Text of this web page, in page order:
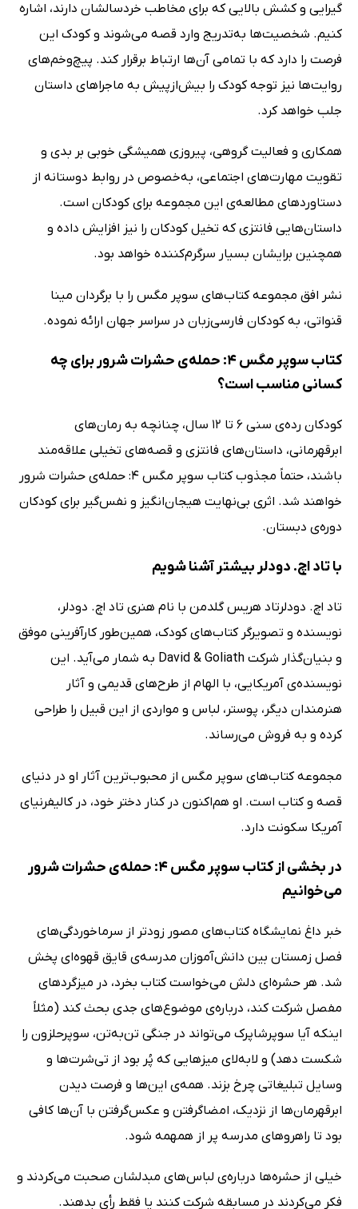
گیرایی و کشش بالایی که برای مخاطب خردسالشان دارند، اشاره
کنیم. شخصیت‌ها به‌تدریج وارد قصه می‌شوند و کودک این
فرصت را دارد که با تمامی آن‌ها ارتباط برقرار کند. پیچ‌و‌خم‌های
روایت‌ها نیز توجه کودک را بیش‌ازپیش به ماجراهای داستان
جلب خواهد کرد.
همکاری و فعالیت گروهی، پیروزی همیشگی خوبی بر بدی و
تقویت مهارت‌های اجتماعی، به‌خصوص در روابط دوستانه از
دستاوردهای مطالعه‌ی این مجموعه برای کودکان است.
داستان‌هایی فانتزی که تخیل کودکان را نیز افزایش داده و
همچنین برایشان بسیار سرگرم‌کننده خواهد بود.
نشر افق مجموعه کتاب‌های سوپر مگس را با برگردان مینا
قنواتی، به کودکان فارسی‌زبان در سراسر جهان ارائه نموده.
کتاب سوپر مگس 4: حمله‌ی حشرات شرور برای چه
کسانی مناسب است؟
کودکان رده‌ی سنی 6 تا 12 سال، چنانچه به رمان‌های
ابرقهرمانی، داستان‌های فانتزی و قصه‌های تخیلی علاقه‌مند
باشند، حتماً مجذوب کتاب سوپر مگس 4: حمله‌ی حشرات شرور
خواهند شد. اثری بی‌نهایت هیجان‌انگیز و نفس‌گیر برای کودکان
دوره‌ی دبستان.
با تاد اچ. دودلر بیشتر آشنا شویم
تاد اچ. دودلرتاد هریس گلدمن با نام هنری تاد اچ. دودلر،
نویسنده و تصویرگر کتاب‌های کودک، همین‌طور کارآفرینی موفق
و بنیان‌گذار شرکت David & Goliath به شمار می‌آید. این
نویسنده‌ی آمریکایی، با الهام از طرح‌های قدیمی و آثار
هنرمندان دیگر، پوستر، لباس و مواردی از این قبیل را طراحی
کرده و به فروش می‌رساند.
مجموعه کتاب‌های سوپر مگس از محبوب‌ترین آثار او در دنیای
قصه و کتاب است. او هم‌اکنون در کنار دختر خود، در کالیفرنیای
آمریکا سکونت دارد.
در بخشی از کتاب سوپر مگس 4: حمله‌ی حشرات شرور
می‌خوانیم
خبر داغ نمایشگاه کتاب‌های مصور زودتر از سرماخوردگی‌های
فصل زمستان بین دانش‌آموزان مدرسه‌ی قایق قهوه‌ای پخش
شد. هر حشره‌ای دلش می‌خواست کتاب بخرد، در میزگرد‌های
مفصل شرکت کند، درباره‌ی موضوع‌های جدی بحث کند (مثلاً
اینکه آیا سوپرشاپرک می‌تواند در جنگی تن‌به‌تن، سوپر‌حلزون را
شکست دهد) و لا‌به‌لای میز‌هایی که پُر بود از تی‌شرت‌ها و
وسایل تبلیغاتی چرخ بزند. همه‌ی این‌ها و فرصت دیدن
ابرقهرمان‌ها از نزدیک، امضا‌گرفتن و عکس‌گرفتن با آن‌ها کافی
بود تا راهرو‌های مدرسه پر از همهمه شود.
خیلی از حشره‌ها درباره‌ی لباس‌های مبدلشان صحبت می‌کردند و
فکر می‌کردند در مسابقه شرکت کنند یا فقط رأی بدهند.